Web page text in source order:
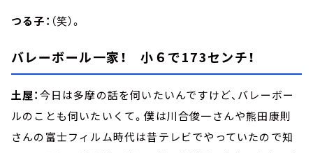
つる子： （笑）。
バレーボール一家！ 小６で173センチ！
土屋：今日は多摩の話を伺いたいんですけど、バレーボー
ルのことも伺いたいくて。僕は川合俊一さんや熊田康則
さんの富士フィルム時代は昔テレビでやっていたので知